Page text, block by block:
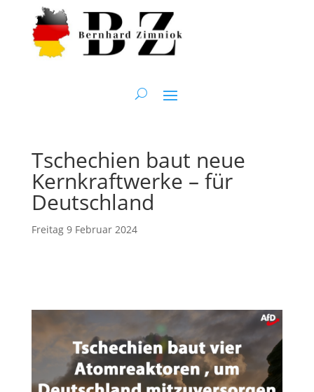
Tschechien baut neue
Kernkraftwerke – für
Deutschland
Freitag 9 Februar 2024